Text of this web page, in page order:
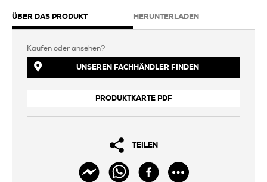
ÜBER DAS PRODUKT HERUNTERLADEN
Kaufen oder ansehen?
UNSEREN FACHHÄNDLER FINDEN
PRODUKTKARTE PDF
TEILEN